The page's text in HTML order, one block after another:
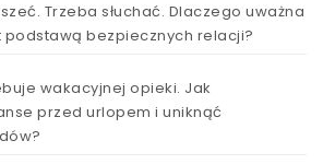
Trzeba słuchać. Dlaczego uważna
bezpiecznych relacji?
wakacyjnej opieki. Jak
przed urlopem i uniknąć